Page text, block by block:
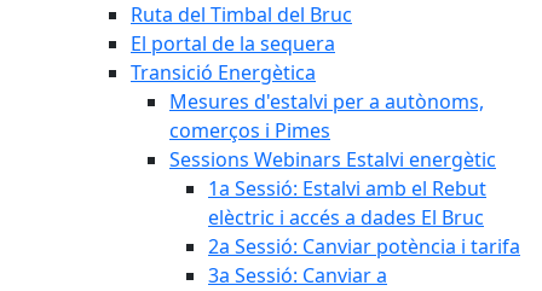
Ruta del Timbal del Bruc
El portal de la sequera
Transició Energètica
Mesures d'estalvi per a autònoms,
comerços i Pimes
Sessions Webinars Estalvi energètic
1a Sessió: Estalvi amb el Rebut
elèctric i accés a dades El Bruc
2a Sessió: Canviar potència i tarifa
3a Sessió: Canviar a